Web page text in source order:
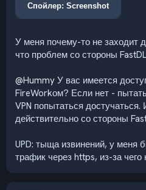
Спойлер: Screenshot
У меня почему-то не заходит
что проблем со стороны
@Hummy У вас имеется
FireWorkом? Если нет -
VPN попытаться
действительно со стороны
UPD: тыща извинений, у меня
трафик через https, из-за чего